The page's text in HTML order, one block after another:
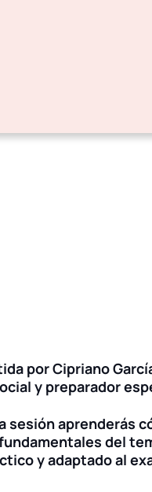
porCipriano
y preparador
sesión aprenderás
del
y adaptado al